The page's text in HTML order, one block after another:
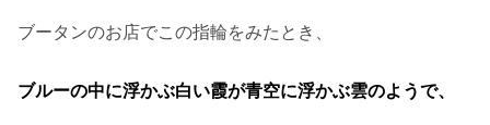
ブータンのお店でこの指輪をみたとき、
ブルーの中に浮かぶ白い霞が青空に浮かぶ雲のようで、